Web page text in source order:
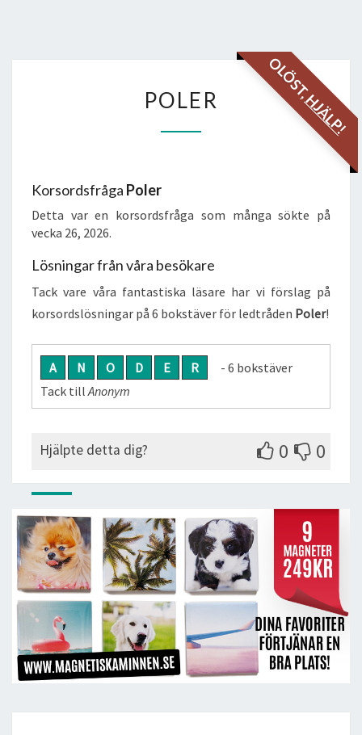
OLÖST,
HJÄLP!
POLER
Korsordsfråga Poler
Detta var en korsordsfråga som många sökte på
vecka 26, 2026.
Lösningar från våra besökare
Tack vare våra fantastiska läsare har vi förslag på
korsordslösningar på 6 bokstäver för ledtråden Poler!
A N O D E R
- 6 bokstäver
Tack tillAnonym
Hjälpte detta dig? 0 0